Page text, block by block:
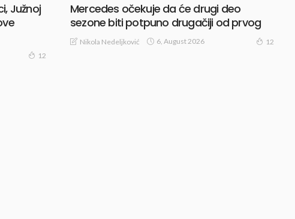
Južnoj
12
Mercedes očekuje da će drugi deo
sezone biti potpuno drugačiji od prvog
Nikola Nedeljković 6, August 2026 12